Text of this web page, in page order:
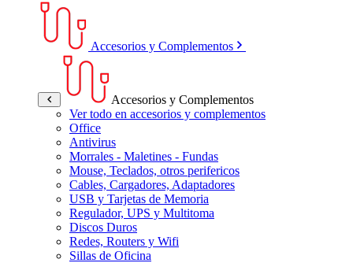
Accesorios y Complementos
Accesorios y Complementos
Ver todo en accesorios y complementos
Office
Antivirus
Morrales - Maletines - Fundas
Mouse, Teclados, otros perifericos
Cables, Cargadores, Adaptadores
USB y Tarjetas de Memoria
Regulador, UPS y Multitoma
Discos Duros
Redes, Routers y Wifi
Sillas de Oficina